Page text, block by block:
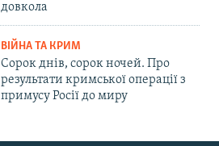
довкола
ВІЙНА ТА КРИМ
Сорок днів, сорок ночей. Про
результати кримської операції з
примусу Росії до миру